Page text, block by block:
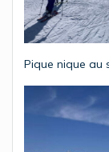
Pique nique au